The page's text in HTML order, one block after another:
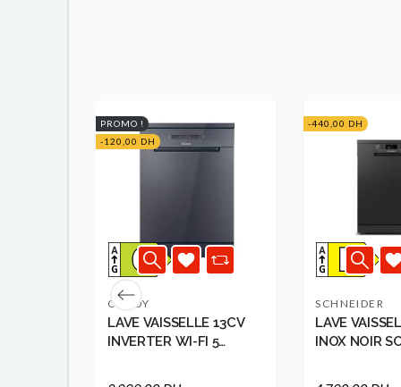
PROMO !
-120,00 DH
CANDY
LAVE VAISSELLE 13CV
INVERTER WI-FI 5
-440,00 DH
SCHNEIDER
LAVE
INOX NOIR